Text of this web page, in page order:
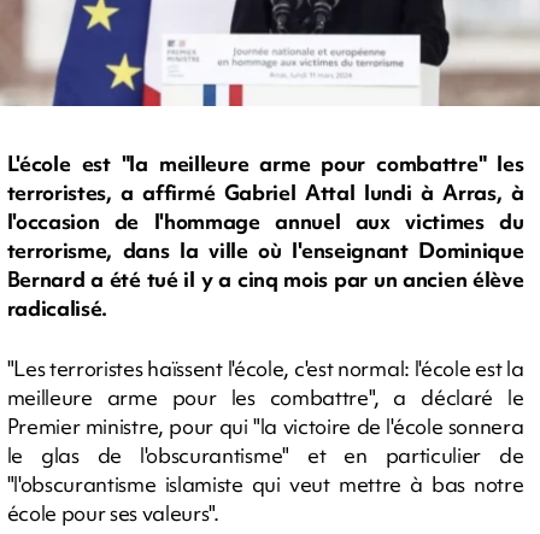
L'école est "la meilleure arme pour combattre" les
terroristes, a affirmé Gabriel Attal lundi à Arras, à
l'occasion de l'hommage annuel aux victimes du
terrorisme, dans la ville où l'enseignant Dominique
Bernard a été tué il y a cinq mois par un ancien élève
radicalisé.
"Les terroristes haïssent l'école, c'est normal: l'école est la
meilleure arme pour les combattre", a déclaré le
Premier ministre, pour qui "la victoire de l'école sonnera
le glas de l'obscurantisme" et en particulier de
"l'obscurantisme islamiste qui veut mettre à bas notre
école pour ses valeurs".